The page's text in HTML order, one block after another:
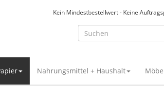
Kein Mindestbestellwert - Keine
Nahrungsmittel + Haushalt